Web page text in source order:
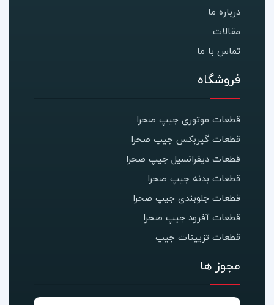
درباره ما
مقالات
تماس با ما
فروشگاه
قطعات موتوری جیپ صحرا
قطعات گیربکس جیپ صحرا
قطعات دیفرانسیل جیپ صحرا
قطعات بدنه جیپ صحرا
قطعات جلوبندی جیپ صحرا
قطعات آفرود جیپ صحرا
قطعات تزیینات جیپ
مجوز ها